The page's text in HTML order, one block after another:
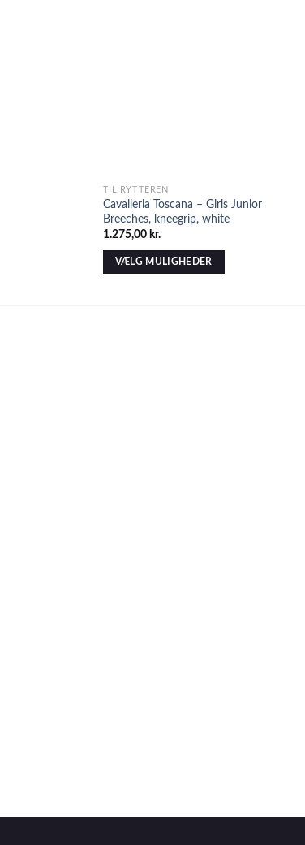
TIL RYTTEREN
Cavalleria Toscana – Girls Junior
Breeches, kneegrip, white
1.275,00 kr.
VÆLG MULIGHEDER